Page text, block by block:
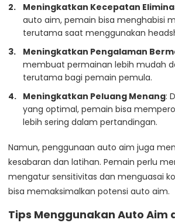
Meningkatkan Kecepatan
auto aim, pemain bisa menghabisi
terutama saat menggunakan
Meningkatkan Pengalaman
membuat permainan lebih mudah
terutama bagi pemain pemula.
Meningkatkan Peluang Menang:
yang optimal, pemain bisa
lebih sering dalam pertandingan.
Namun, penggunaan auto aim juga
kesabaran dan latihan. Pemain perlu
mengatur sensitivitas dan menguasai
bisa memaksimalkan potensi auto aim.
Tips Menggunakan Auto Aim